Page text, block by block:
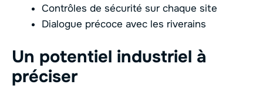
Contrôles de sécurité sur chaque site
Dialogue précoce avec les riverains
Un potentiel industriel à
préciser